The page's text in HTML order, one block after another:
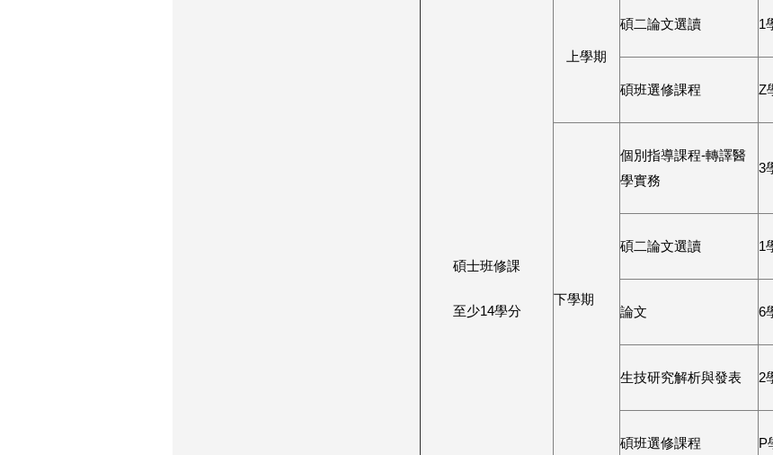
碩士班修課
至少14學分
上學期
碩二論文選讀 1
碩班選修課程 Z
下學期
個別指導課程-轉譯醫
學實務
3
碩二論文選讀 1
論文 6
生技研究解析與發表 2
碩班選修課程 P